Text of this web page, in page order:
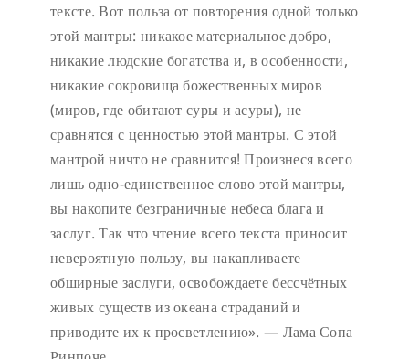
тексте. Вот польза от повторения одной только
этой мантры: никакое материальное добро,
никакие людские богатства и, в особенности,
никакие сокровища божественных миров
(миров, где обитают суры и асуры), не
сравнятся с ценностью этой мантры. С этой
мантрой ничто не сравнится! Произнеся всего
лишь одно-единственное слово этой мантры,
вы накопите безграничные небеса блага и
заслуг. Так что чтение всего текста приносит
невероятную пользу, вы накапливаете
обширные заслуги, освобождаете бессчётных
живых существ из океана страданий и
приводите их к просветлению». — Лама Сопа